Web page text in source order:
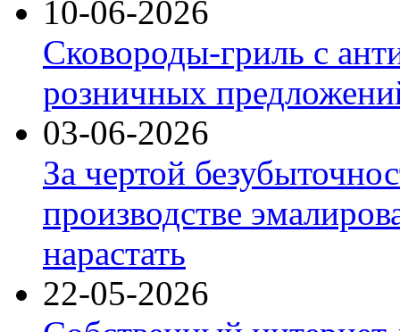
10-06-2026
Сковороды-гриль с
розничных
03-06-2026
За чертой
производстве
нарастать
22-05-2026